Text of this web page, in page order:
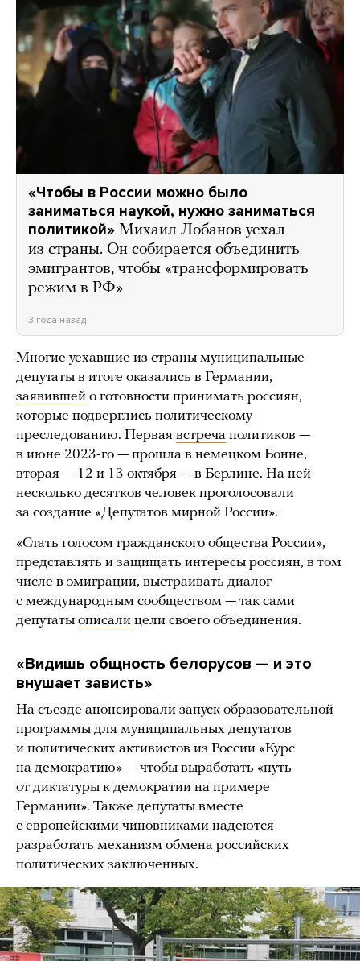
«Чтобы в России можно было
заниматься наукой, нужно заниматься
политикой» Михаил Лобанов уехал
из страны. Он собирается объединить
эмигрантов, чтобы «трансформировать
режим в РФ»
3 года назад
Многие уехавшие из страны муниципальные
депутаты в итоге оказались в Германии,
заявившей о готовности принимать россиян,
которые подверглись политическому
преследованию. Первая встреча политиков —
в июне 2023-го — прошла в немецком Бонне,
вторая — 12 и 13 октября — в Берлине. На ней
несколько десятков человек проголосовали
за создание «Депутатов мирной России».
«Стать голосом гражданского общества России»,
представлять и защищать интересы россиян, в том
числе в эмиграции, выстраивать диалог
с международным сообществом — так сами
депутаты описали цели своего объединения.
«Видишь общность белорусов — и это
внушает зависть»
На съезде анонсировали запуск образовательной
программы для муниципальных депутатов
и политических активистов из России «Курс
на демократию» — чтобы выработать «путь
от диктатуры к демократии на примере
Германии». Также депутаты вместе
с европейскими чиновниками надеются
разработать механизм обмена российских
политических заключенных.